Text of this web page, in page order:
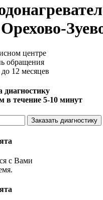
центре
обращения
12 месяцев
диагностику
в течение 5-10 минут
Заказать диагностику
с Вами